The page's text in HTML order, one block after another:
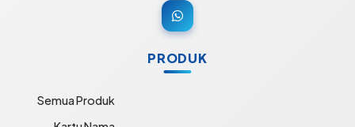
PRODUK
Semua Produk